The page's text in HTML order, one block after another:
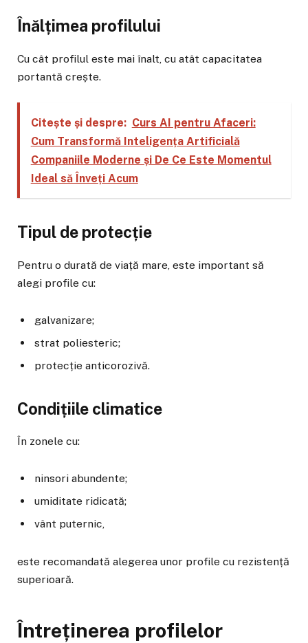
Înălțimea profilului
Cu cât profilul este mai înalt, cu atât capacitatea
portantă crește.
Citește și despre: Curs AI pentru Afaceri:
Cum Transformă Inteligența Artificială
Companiile Moderne și De Ce Este Momentul
Ideal să Înveți Acum
Tipul de protecție
Pentru o durată de viață mare, este important să
alegi profile cu:
galvanizare;
strat poliesteric;
protecție anticorozivă.
Condițiile climatice
În zonele cu:
ninsori abundente;
umiditate ridicată;
vânt puternic,
este recomandată alegerea unor profile cu rezistență
superioară.
Întreținerea profilelor